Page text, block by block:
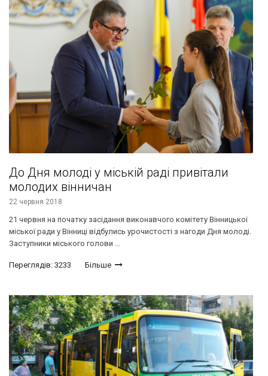
До Дня молоді у міській раді привітали
молодих вінничан
22 червня 2018
21 червня на початку засідання виконавчого комітету Вінницької
міської ради у Вінниці відбулись урочистості з нагоди Дня молоді.
Заступники міського голови ...
Переглядів: 3233 Більше